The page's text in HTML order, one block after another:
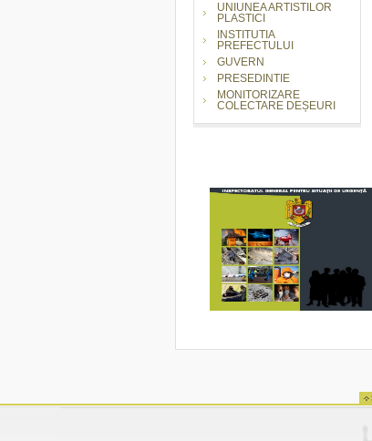
UNIUNEA ARTISTILOR
PLASTICI
INSTITUTIA
PREFECTULUI
GUVERN
PRESEDINTIE
MONITORIZARE
COLECTARE DEȘEURI